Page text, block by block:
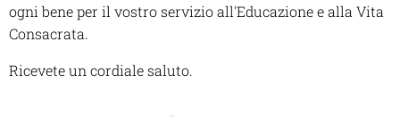
ogni bene per il vostro servizio all'Educazione e alla Vita
Consacrata.
Ricevete un cordiale saluto.